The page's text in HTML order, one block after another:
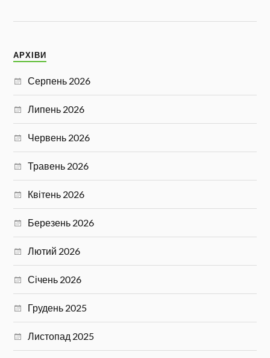
АРХІВИ
Серпень 2026
Липень 2026
Червень 2026
Травень 2026
Квітень 2026
Березень 2026
Лютий 2026
Січень 2026
Грудень 2025
Листопад 2025